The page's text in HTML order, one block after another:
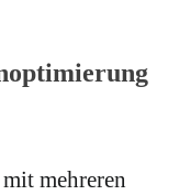
mehreren